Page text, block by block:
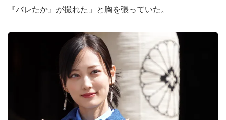
『バレたか』が撮れた」と胸を張っていた。